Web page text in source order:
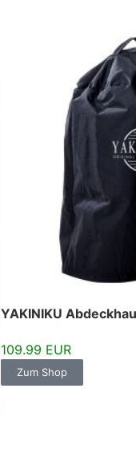
YAKINIKU
109.99 EUR
Zum Shop